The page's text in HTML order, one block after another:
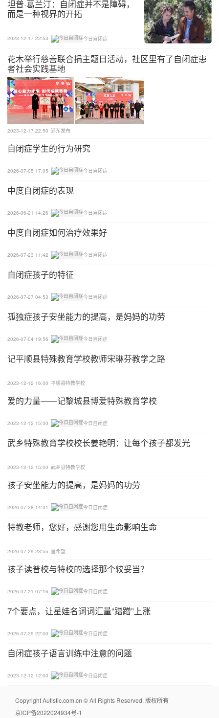
作为奥地利籍犹太人的贝氏二战期间确被关押达豪集
中营中，遭遇过非人处置。后来希特勒庆祝生日（19
国。
贝氏于1944年被聘为芝加哥大学问题儿童矫治学校
主任一职，他认为这些孩子与父母“隔离”开来，有助
于康复矫治。由此将孤独症是因“冰箱母亲”所致的个
人信念升到极致。早在1943年，贝氏发表了关于他
为》，该论文还受到艾森豪威尔等人的高度评价。他
将个人经历与“冰箱母亲”挂钩来解释，也就不足为怪
疏远和排斥的母亲的产物的解释。那时，该学派基本
掌控了解释孤独症病因的话语权，却极少用生物学病
广泛接受，出版的许多文章和书籍都将孤独症归咎于
母亲缺乏关爱，这在20世纪中后期基本没受到过太多
1964年，有一位孤独症儿子的心理学家伯纳德·里姆
兰（BernardRimland）出版了《婴儿孤独症：综合
征及其对行为神经理论的影响》一书，这本书标志着
对孤独症病因的一种相反解释，并直接抨击了冰箱母
亲假说。随后有研究提出质疑，认为贝氏当初发表的
关于孤独症矫治的论文造假，而且入组的孩子根本不
不过，Bettelheim自1960年代至70年代期间，在孤独
症、儿童精神病学和精神分析等领域享有很高的国际
声誉，他成为那个时代被公众推崇的儿童精神医学界
对了一些苗头，孤独症儿童可能有一个看起来冷漠或
疏远的父母，但这不是孩子发生孤独症的原因（Yoo
然而“花无百日红，人无千日好”。到头来，贝氏因涉
嫌学术证书造假、虐待患者、剽窃等指控，以及其机
构和学术缺乏监督等原因，其大部分工作在他去世后
名誉扫地，声名狼藉。
贝氏晚年一直受抑郁症的困扰。到了1990年，贝氏
等折磨，最后用塑料袋套头窒息而自杀身亡。
静老师说
金无足赤，人无完人。再伟大的科学先驱，也会在认
知和观点上出现瑕疵。但瑕不掩瑜，坎纳对孤独症研
虽然坎纳首先提出了“冰箱妈妈”一词，其后还是Bette
坦普·葛兰汀：自闭症并不是障碍，
而是一种视界的开拓
2023-12-17 22:53 今日自闭症
花木举行慈善联合捐主题日活动，社区里有了自闭症患
者社会实践基地
2023-12-17 22:50 浦东发布
自闭症学生的行为研究
2026-07-05 17:05 今日自闭症
中度自闭症的表现
2026-06-21 14:26 今日自闭症
中度自闭症如何治疗效果好
2026-07-23 11:42 今日自闭症
自闭症孩子的特征
2026-07-27 04:53 今日自闭症
孤独症孩子安坐能力的提高，是妈妈的功劳
2026-07-04 19:56 今日自闭症
记平顺县特殊教育学校教师宋琳芬教学之路
2023-12-12 16:00 平顺县特教学校
爱的力量——记黎城县博爱特殊教育学校
2023-12-12 15:00 今日自闭症
武乡特殊教育学校校长姜艳明：让每个孩子都发光
2023-12-12 15:00 武乡县特教学校
孩子安坐能力的提高，是妈妈的功劳
2026-07-28 14:31 今日自闭症
特教老师，您好，感谢您用生命影响生命
2026-07-29 23:55 星希望
孩子读普校与特校的选择那个较妥当？
2026-07-21 07:16 今日自闭症
7个要点，让星娃名词词汇量“蹭蹭”上涨
2026-07-29 22:00 今日自闭症
自闭症孩子语言训练中注意的问题
2023-12-12 12:00 今日自闭症
Copyright Autistic.com.cn © All Rights Reserved. 版权所有
京ICP备2022024934号-1